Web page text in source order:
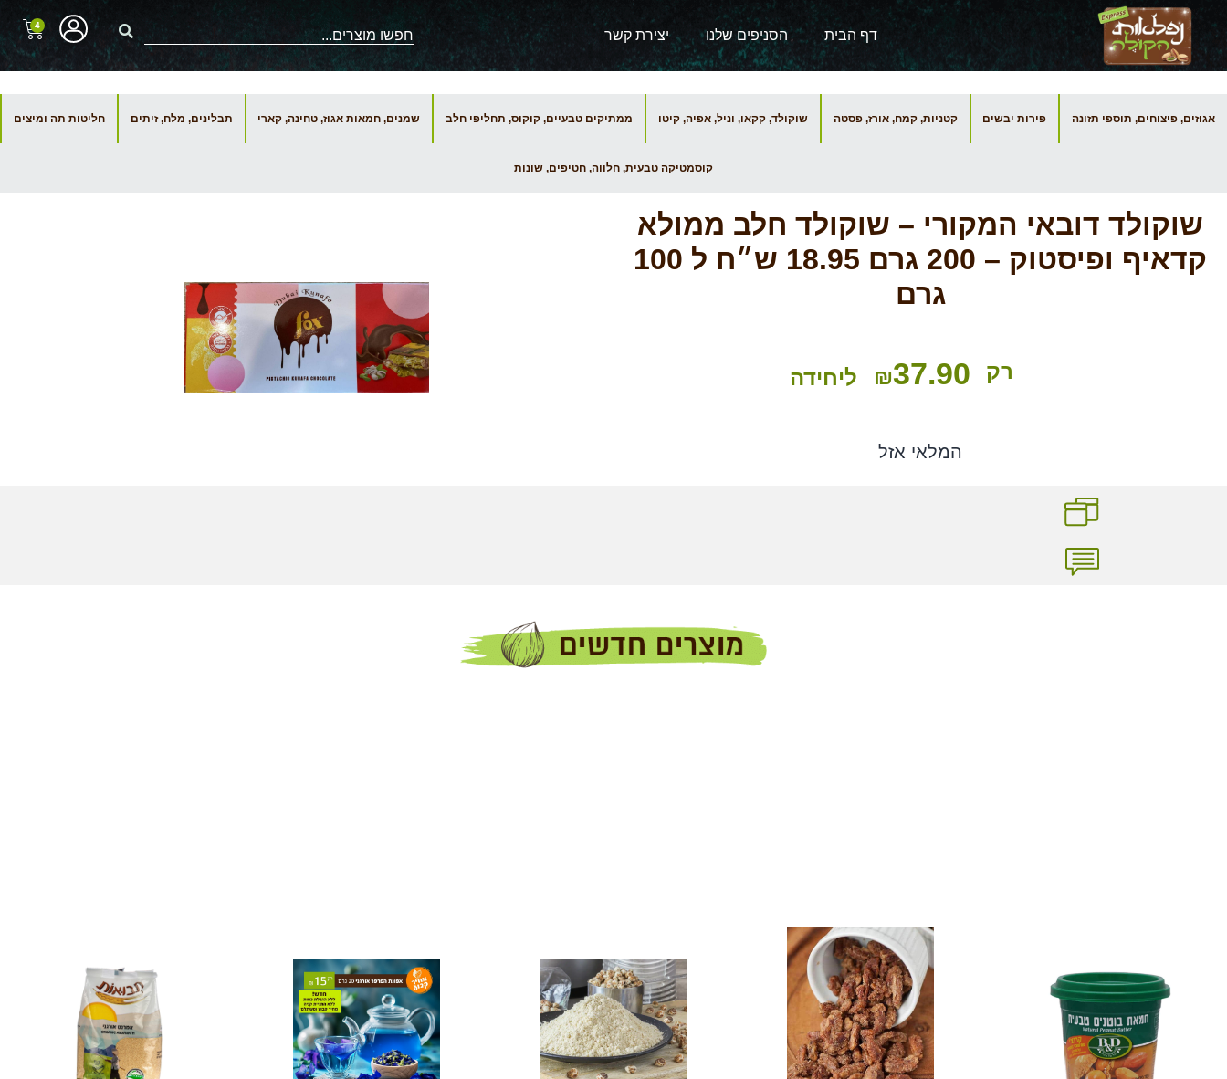
דף הבית הסניפים שלנו יצירת קשר
4
אגוזים, פיצוחים, תוספי תזונה פירות יבשים קטניות, קמח, אורז, פסטה שוקולד, קקאו, וניל, אפיה, קיטו ממתיקים טבעיים, קוקוס, תחליפי חלב שמנים, חמאות אגוז, טחינה, קארי תבלינים, מלח, זיתים חליטות תה ומיצים
קוסמטיקה טבעית, חלווה, חטיפים, שונות
שוקולד דובאי המקורי – שוקולד חלב ממולא
קדאיף ופיסטוק – 200 גרם 18.95 ש״ח ל 100
גרם
רק ₪37.90 ליחידה
המלאי אזל